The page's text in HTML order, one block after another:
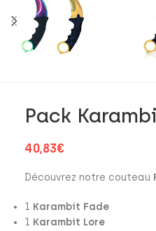
Pack
40,83€
Découvrez notre couteau
1 Karambit Fade
1 Karambit Lore